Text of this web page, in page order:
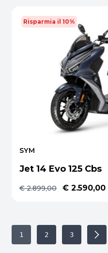
Risparmia il 10%
SYM
Jet 14 Evo 125 Cbs
€ 2.899,00 € 2.590,00
1 2 3